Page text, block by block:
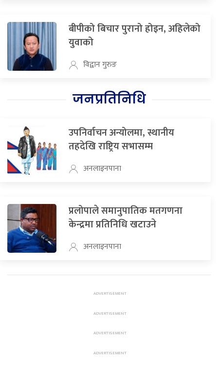
बीपीको बिचार पुरानो होइन, अहिलेको
युवाको
विद्वान गुरुङ
जनप्रतिनिधि
उपनिर्वाचन अन्योलमा, स्थानीय
तहदेखि राष्ट्रिय सभासम्म
अनलाइनपाना
प्रलोपाले समानुपातिक मतगणना
केन्द्रमा प्रतिनिधि खटाउने
अनलाइनपाना